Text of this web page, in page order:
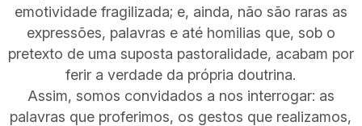
emotividade fragilizada; e, ainda, não são raras as
expressões, palavras e até homilias que, sob o
pretexto de uma suposta pastoralidade, acabam por
ferir a verdade da própria doutrina.
Assim, somos convidados a nos interrogar: as
palavras que proferimos, os gestos que realizamos,